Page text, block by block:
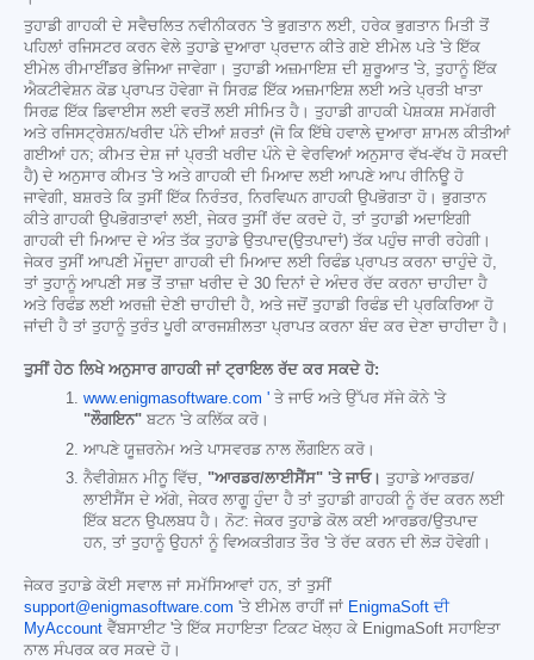
ਤੁਹਾਡੀ ਗਾਹਕੀ ਦੇ ਸਵੈਚਲਿਤ ਨਵੀਨੀਕਰਨ 'ਤੇ ਭੁਗਤਾਨ ਲਈ, ਹਰੇਕ ਭੁਗਤਾਨ ਮਿਤੀ ਤੋਂ
ਪਹਿਲਾਂ ਰਜਿਸਟਰ ਕਰਨ ਵੇਲੇ ਤੁਹਾਡੇ ਦੁਆਰਾ ਪ੍ਰਦਾਨ ਕੀਤੇ ਗਏ ਈਮੇਲ ਪਤੇ 'ਤੇ ਇੱਕ
ਈਮੇਲ ਰੀਮਾਈਂਡਰ ਭੇਜਿਆ ਜਾਵੇਗਾ। ਤੁਹਾਡੀ ਅਜ਼ਮਾਇਸ਼ ਦੀ ਸ਼ੁਰੂਆਤ 'ਤੇ, ਤੁਹਾਨੂੰ ਇੱਕ
ਐਕਟੀਵੇਸ਼ਨ ਕੋਡ ਪ੍ਰਾਪਤ ਹੋਵੇਗਾ ਜੋ ਸਿਰਫ਼ ਇੱਕ ਅਜ਼ਮਾਇਸ਼ ਲਈ ਅਤੇ ਪ੍ਰਤੀ ਖਾਤਾ
ਸਿਰਫ਼ ਇੱਕ ਡਿਵਾਈਸ ਲਈ ਵਰਤੋਂ ਲਈ ਸੀਮਿਤ ਹੈ। ਤੁਹਾਡੀ ਗਾਹਕੀ ਪੇਸ਼ਕਸ਼ ਸਮੱਗਰੀ
ਅਤੇ ਰਜਿਸਟ੍ਰੇਸ਼ਨ/ਖਰੀਦ ਪੰਨੇ ਦੀਆਂ ਸ਼ਰਤਾਂ (ਜੋ ਕਿ ਇੱਥੇ ਹਵਾਲੇ ਦੁਆਰਾ ਸ਼ਾਮਲ ਕੀਤੀਆਂ
ਗਈਆਂ ਹਨ; ਕੀਮਤ ਦੇਸ਼ ਜਾਂ ਪ੍ਰਤੀ ਖਰੀਦ ਪੰਨੇ ਦੇ ਵੇਰਵਿਆਂ ਅਨੁਸਾਰ ਵੱਖ-ਵੱਖ ਹੋ ਸਕਦੀ
ਹੈ) ਦੇ ਅਨੁਸਾਰ ਕੀਮਤ 'ਤੇ ਅਤੇ ਗਾਹਕੀ ਦੀ ਮਿਆਦ ਲਈ ਆਪਣੇ ਆਪ ਰੀਨਿਊ ਹੋ
ਜਾਵੇਗੀ, ਬਸ਼ਰਤੇ ਕਿ ਤੁਸੀਂ ਇੱਕ ਨਿਰੰਤਰ, ਨਿਰਵਿਘਨ ਗਾਹਕੀ ਉਪਭੋਗਤਾ ਹੋ। ਭੁਗਤਾਨ
ਕੀਤੇ ਗਾਹਕੀ ਉਪਭੋਗਤਾਵਾਂ ਲਈ, ਜੇਕਰ ਤੁਸੀਂ ਰੱਦ ਕਰਦੇ ਹੋ, ਤਾਂ ਤੁਹਾਡੀ ਅਦਾਇਗੀ
ਗਾਹਕੀ ਦੀ ਮਿਆਦ ਦੇ ਅੰਤ ਤੱਕ ਤੁਹਾਡੇ ਉਤਪਾਦ(ਉਤਪਾਦਾਂ) ਤੱਕ ਪਹੁੰਚ ਜਾਰੀ ਰਹੇਗੀ।
ਜੇਕਰ ਤੁਸੀਂ ਆਪਣੀ ਮੌਜੂਦਾ ਗਾਹਕੀ ਦੀ ਮਿਆਦ ਲਈ ਰਿਫੰਡ ਪ੍ਰਾਪਤ ਕਰਨਾ ਚਾਹੁੰਦੇ ਹੋ,
ਤਾਂ ਤੁਹਾਨੂੰ ਆਪਣੀ ਸਭ ਤੋਂ ਤਾਜ਼ਾ ਖਰੀਦ ਦੇ 30 ਦਿਨਾਂ ਦੇ ਅੰਦਰ ਰੱਦ ਕਰਨਾ ਚਾਹੀਦਾ ਹੈ
ਅਤੇ ਰਿਫੰਡ ਲਈ ਅਰਜ਼ੀ ਦੇਣੀ ਚਾਹੀਦੀ ਹੈ, ਅਤੇ ਜਦੋਂ ਤੁਹਾਡੀ ਰਿਫੰਡ ਦੀ ਪ੍ਰਕਿਰਿਆ ਹੋ
ਜਾਂਦੀ ਹੈ ਤਾਂ ਤੁਹਾਨੂੰ ਤੁਰੰਤ ਪੂਰੀ ਕਾਰਜਸ਼ੀਲਤਾ ਪ੍ਰਾਪਤ ਕਰਨਾ ਬੰਦ ਕਰ ਦੇਣਾ ਚਾਹੀਦਾ ਹੈ।
ਤੁਸੀਂ ਹੇਠ ਲਿਖੇ ਅਨੁਸਾਰ ਗਾਹਕੀ ਜਾਂ ਟ੍ਰਾਇਲ ਰੱਦ ਕਰ ਸਕਦੇ ਹੋ:
www.enigmasoftware.com ' ਤੇ ਜਾਓ ਅਤੇ ਉੱਪਰ ਸੱਜੇ ਕੋਨੇ 'ਤੇ
"ਲੌਗਇਨ" ਬਟਨ 'ਤੇ ਕਲਿੱਕ ਕਰੋ।
ਆਪਣੇ ਯੂਜ਼ਰਨੇਮ ਅਤੇ ਪਾਸਵਰਡ ਨਾਲ ਲੌਗਇਨ ਕਰੋ।
ਨੈਵੀਗੇਸ਼ਨ ਮੀਨੂ ਵਿੱਚ, "ਆਰਡਰ/ਲਾਈਸੈਂਸ" 'ਤੇ ਜਾਓ। ਤੁਹਾਡੇ ਆਰਡਰ/
ਲਾਈਸੈਂਸ ਦੇ ਅੱਗੇ, ਜੇਕਰ ਲਾਗੂ ਹੁੰਦਾ ਹੈ ਤਾਂ ਤੁਹਾਡੀ ਗਾਹਕੀ ਨੂੰ ਰੱਦ ਕਰਨ ਲਈ
ਇੱਕ ਬਟਨ ਉਪਲਬਧ ਹੈ। ਨੋਟ: ਜੇਕਰ ਤੁਹਾਡੇ ਕੋਲ ਕਈ ਆਰਡਰ/ਉਤਪਾਦ
ਹਨ, ਤਾਂ ਤੁਹਾਨੂੰ ਉਹਨਾਂ ਨੂੰ ਵਿਅਕਤੀਗਤ ਤੌਰ 'ਤੇ ਰੱਦ ਕਰਨ ਦੀ ਲੋੜ ਹੋਵੇਗੀ।
ਜੇਕਰ ਤੁਹਾਡੇ ਕੋਈ ਸਵਾਲ ਜਾਂ ਸਮੱਸਿਆਵਾਂ ਹਨ, ਤਾਂ ਤੁਸੀਂ
support@enigmasoftware.com 'ਤੇ ਈਮੇਲ ਰਾਹੀਂ ਜਾਂ EnigmaSoft ਦੀ
MyAccount ਵੈੱਬਸਾਈਟ 'ਤੇ ਇੱਕ ਸਹਾਇਤਾ ਟਿਕਟ ਖੋਲ੍ਹ ਕੇ EnigmaSoft ਸਹਾਇਤਾ
ਨਾਲ ਸੰਪਰਕ ਕਰ ਸਕਦੇ ਹੋ।